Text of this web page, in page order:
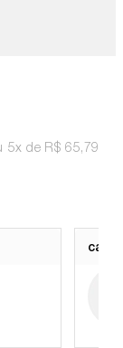
5x R$ 65,79